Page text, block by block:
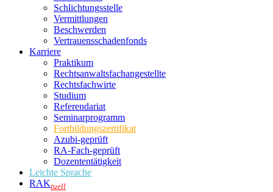
Schlichtungsstelle
Vermittlungen
Beschwerden
Vertrauensschadenfonds
Karriere
Praktikum
Rechtsanwalts­fachangestellte
Rechtsfachwirte
Studium
Referendariat
Seminarprogramm
Fortbildungszertifikat
Azubi-geprüft
RA-Fach-geprüft
Dozententätigkeit
Leichte Sprache
RAKtuell